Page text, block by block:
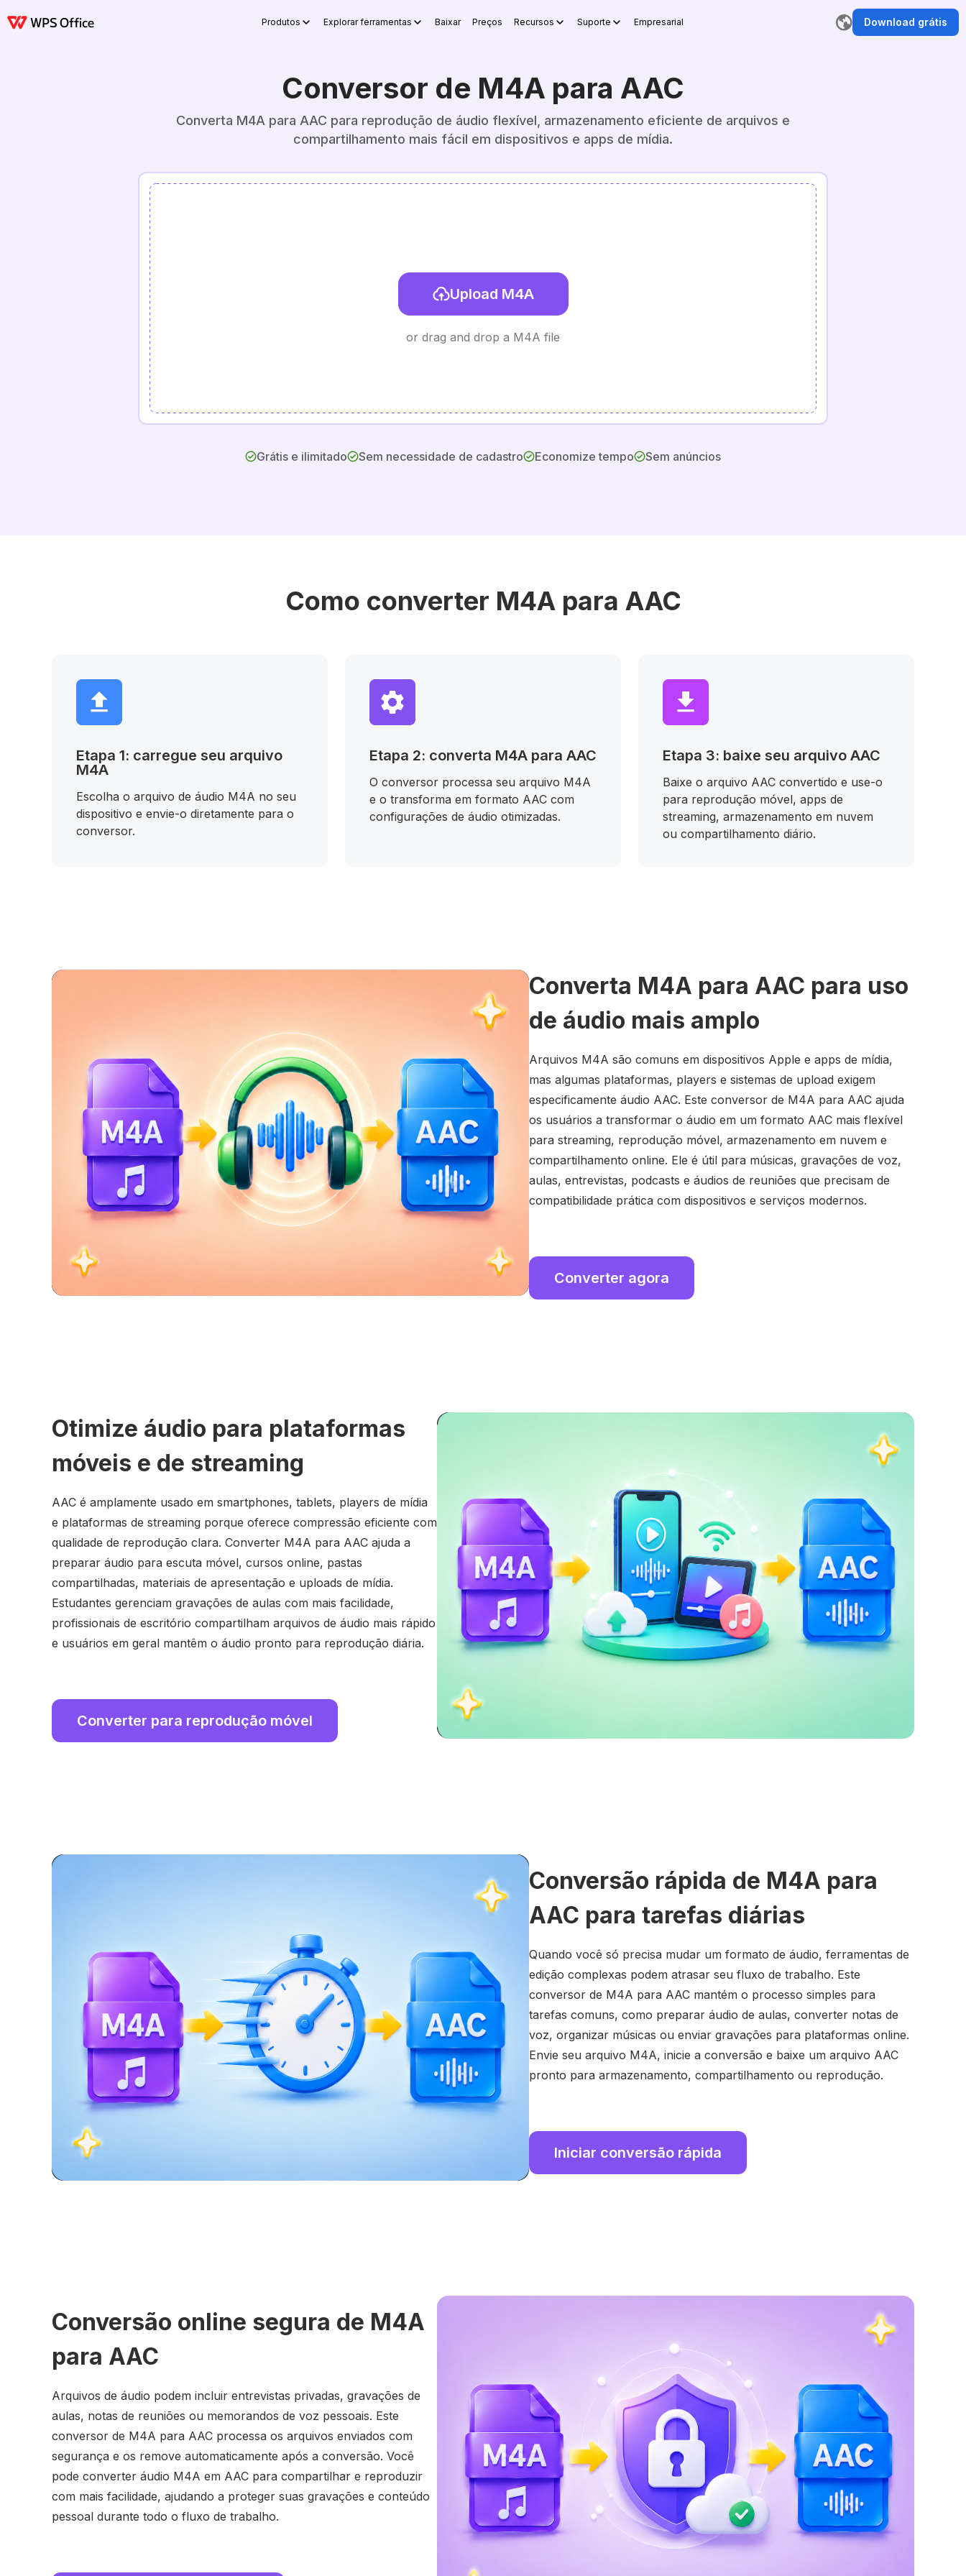
Produtos Explorar ferramentas Baixar Preços Recursos Suporte Empresarial Download grátis
Conversor de M4A para AAC
Converta M4A para AAC para reprodução de áudio flexível, armazenamento eficiente de arquivos e
compartilhamento mais fácil em dispositivos e apps de mídia.
Upload M4A
or drag and drop a M4A file
Grátis e ilimitado Sem necessidade de cadastro Economize tempo Sem anúncios
Como converter M4A para AAC
Etapa 1: carregue seu arquivo
M4A
Escolha o arquivo de áudio M4A no seu
dispositivo e envie-o diretamente para o
conversor.
Etapa 2: converta M4A para AAC
O conversor processa seu arquivo M4A
e o transforma em formato AAC com
configurações de áudio otimizadas.
Etapa 3: baixe seu arquivo AAC
Baixe o arquivo AAC convertido e use-o
para reprodução móvel, apps de
streaming, armazenamento em nuvem
ou compartilhamento diário.
Converta M4A para AAC para uso
de áudio mais amplo
Arquivos M4A são comuns em dispositivos Apple e apps de mídia,
mas algumas plataformas, players e sistemas de upload exigem
especificamente áudio AAC. Este conversor de M4A para AAC ajuda
os usuários a transformar o áudio em um formato AAC mais flexível
para streaming, reprodução móvel, armazenamento em nuvem e
compartilhamento online. Ele é útil para músicas, gravações de voz,
aulas, entrevistas, podcasts e áudios de reuniões que precisam de
compatibilidade prática com dispositivos e serviços modernos.
Converter agora
Otimize áudio para plataformas
móveis e de streaming
AAC é amplamente usado em smartphones, tablets, players de mídia
e plataformas de streaming porque oferece compressão eficiente com
qualidade de reprodução clara. Converter M4A para AAC ajuda a
preparar áudio para escuta móvel, cursos online, pastas
compartilhadas, materiais de apresentação e uploads de mídia.
Estudantes gerenciam gravações de aulas com mais facilidade,
profissionais de escritório compartilham arquivos de áudio mais rápido
e usuários em geral mantêm o áudio pronto para reprodução diária.
Converter para reprodução móvel
Conversão rápida de M4A para
AAC para tarefas diárias
Quando você só precisa mudar um formato de áudio, ferramentas de
edição complexas podem atrasar seu fluxo de trabalho. Este
conversor de M4A para AAC mantém o processo simples para
tarefas comuns, como preparar áudio de aulas, converter notas de
voz, organizar músicas ou enviar gravações para plataformas online.
Envie seu arquivo M4A, inicie a conversão e baixe um arquivo AAC
pronto para armazenamento, compartilhamento ou reprodução.
Iniciar conversão rápida
Conversão online segura de M4A
para AAC
Arquivos de áudio podem incluir entrevistas privadas, gravações de
aulas, notas de reuniões ou memorandos de voz pessoais. Este
conversor de M4A para AAC processa os arquivos enviados com
segurança e os remove automaticamente após a conversão. Você
pode converter áudio M4A em AAC para compartilhar e reproduzir
com mais facilidade, ajudando a proteger suas gravações e conteúdo
pessoal durante todo o fluxo de trabalho.